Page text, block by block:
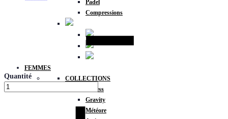
Padel
Compressions
FEMMES
COLLECTIONS
Fitness
Gravity
Météore
Quantité